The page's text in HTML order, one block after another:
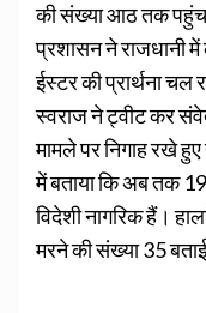
की संख्या आठ तक
प्रशासन ने राजधानी में
ईस्टर की प्रार्थना चल
स्वराज ने ट्वीट कर
मामले पर निगाह रखे
में बताया कि अब तक
विदेशी नागरिक हैं।
मरने की संख्या 35